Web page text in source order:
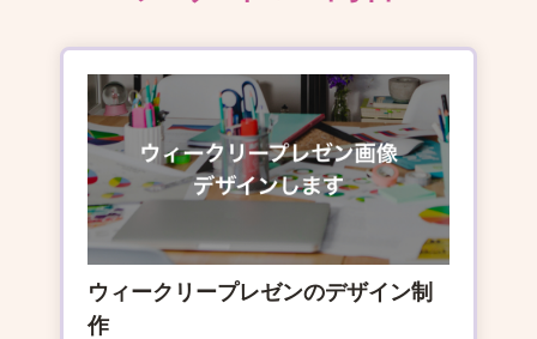
ウィークリープレゼンのデザイン制
作